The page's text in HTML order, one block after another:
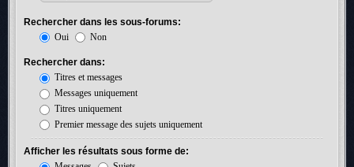
Rechercher dans les sous-forums:
Oui
Non
Rechercher dans:
Titres et messages
Messages uniquement
Titres uniquement
Premier message des sujets uniquement
Afficher les résultats sous forme de: